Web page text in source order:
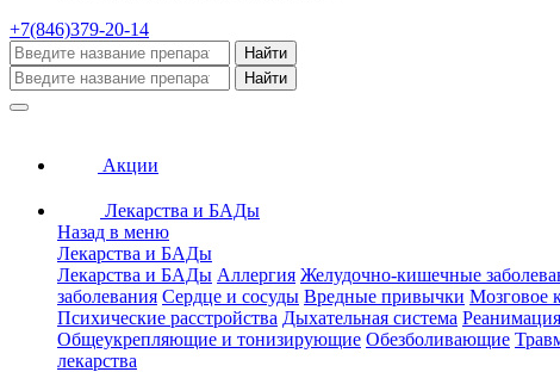
+7(846)379-20-14
Найти
Найти
Акции
Лекарства и БАДы
Назад в меню
Лекарства и БАДы
Лекарства и БАДы Аллергия Желудочно-кишечные
заболевания Сердце и сосуды Вредные привычки Мозговое
Психические расстройства Дыхательная система Реанимация
Общеукрепляющие и тонизирующие Обезболивающие
лекарства